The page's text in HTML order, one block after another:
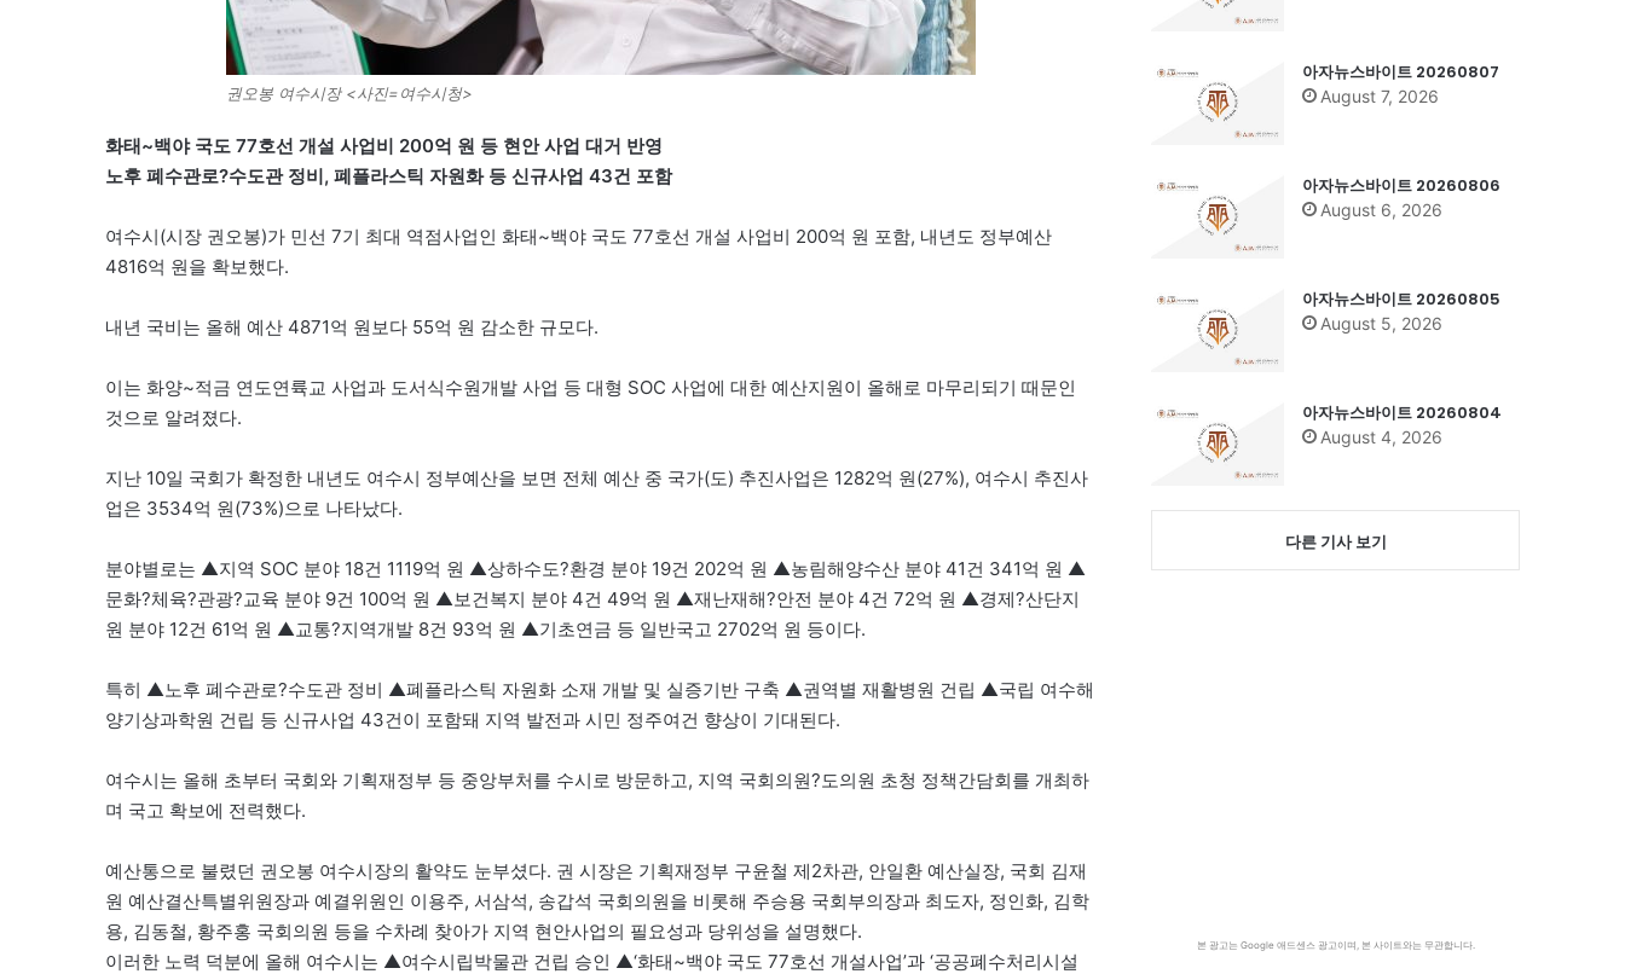
권오봉 여수시장 <사진=여수시청>
화태~백야 국도 77호선 개설 사업비 200억 원 등 현안 사업 대거 반영
노후 폐수관로?수도관 정비, 폐플라스틱 자원화 등 신규사업 43건 포함
여수시(시장 권오봉)가 민선 7기 최대 역점사업인 화태~백야 국도 77호선 개설 사업비 200억 원 포함, 내년도 정부예산
4816억 원을 확보했다.
내년 국비는 올해 예산 4871억 원보다 55억 원 감소한 규모다.
이는 화양~적금 연도연륙교 사업과 도서식수원개발 사업 등 대형 SOC 사업에 대한 예산지원이 올해로 마무리되기 때문인
것으로 알려졌다.
지난 10일 국회가 확정한 내년도 여수시 정부예산을 보면 전체 예산 중 국가(도) 추진사업은 1282억 원(27%), 여수시 추진사
업은 3534억 원(73%)으로 나타났다.
분야별로는 ▲지역 SOC 분야 18건 1119억 원 ▲상하수도?환경 분야 19건 202억 원 ▲농림해양수산 분야 41건 341억 원 ▲
문화?체육?관광?교육 분야 9건 100억 원 ▲보건복지 분야 4건 49억 원 ▲재난재해?안전 분야 4건 72억 원 ▲경제?산단지
원 분야 12건 61억 원 ▲교통?지역개발 8건 93억 원 ▲기초연금 등 일반국고 2702억 원 등이다.
특히 ▲노후 폐수관로?수도관 정비 ▲폐플라스틱 자원화 소재 개발 및 실증기반 구축 ▲권역별 재활병원 건립 ▲국립 여수해
양기상과학원 건립 등 신규사업 43건이 포함돼 지역 발전과 시민 정주여건 향상이 기대된다.
여수시는 올해 초부터 국회와 기획재정부 등 중앙부처를 수시로 방문하고, 지역 국회의원?도의원 초청 정책간담회를 개최하
며 국고 확보에 전력했다.
예산통으로 불렸던 권오봉 여수시장의 활약도 눈부셨다. 권 시장은 기획재정부 구윤철 제2차관, 안일환 예산실장, 국회 김재
원 예산결산특별위원장과 예결위원인 이용주, 서삼석, 송갑석 국회의원을 비롯해 주승용 국회부의장과 최도자, 정인화, 김학
용, 김동철, 황주홍 국회의원 등을 수차례 찾아가 지역 현안사업의 필요성과 당위성을 설명했다.
이러한 노력 덕분에 올해 여수시는 ▲여수시립박물관 건립 승인 ▲‘화태~백야 국도 77호선 개설사업’과 ‘공공폐수처리시설
아자뉴스바이트 20260807
August 7, 2026
아자뉴스바이트 20260806
August 6, 2026
아자뉴스바이트 20260805
August 5, 2026
아자뉴스바이트 20260804
August 4, 2026
다른 기사 보기
본 광고는 Google 애드센스 광고이며, 본 사이트와는 무관합니다.